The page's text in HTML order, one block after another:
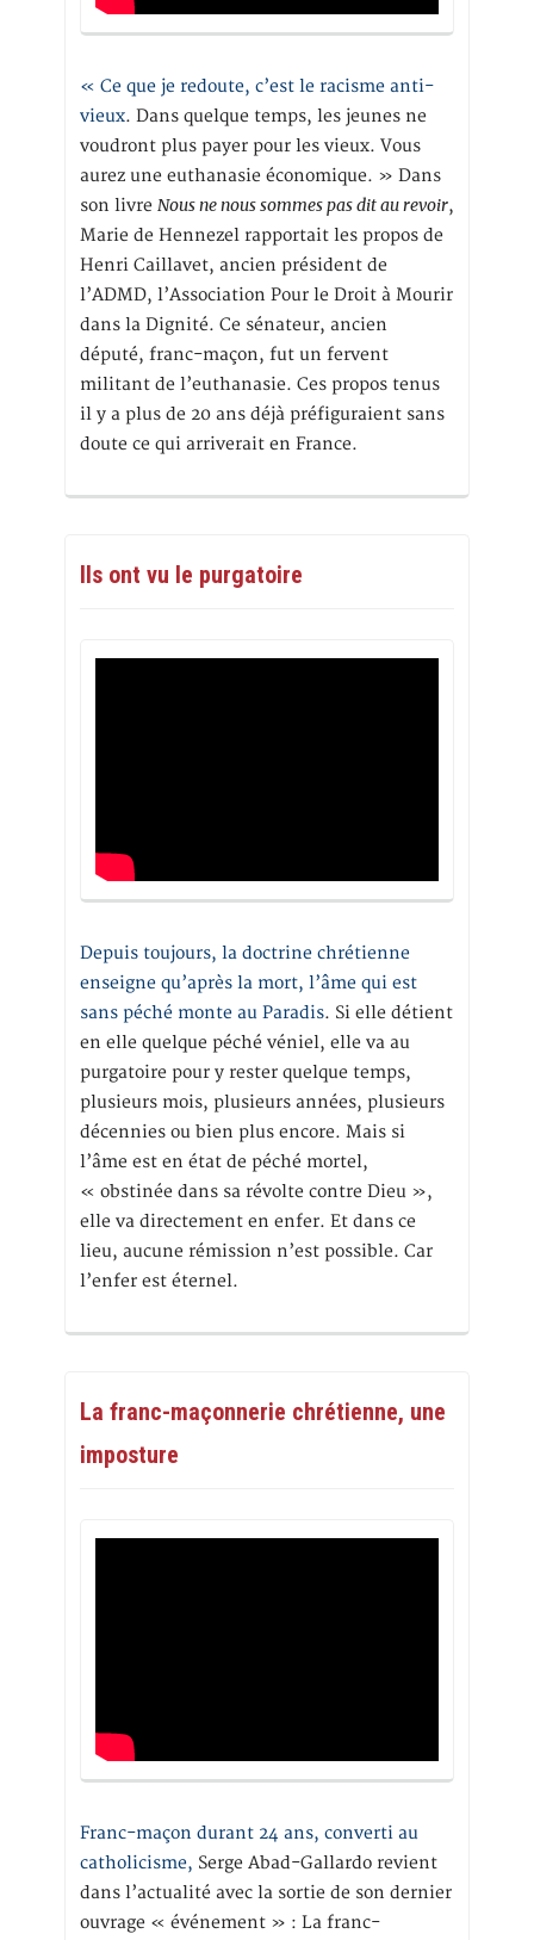
« Ce que je redoute, c’est le racisme anti-
vieux. Dans quelque temps, les jeunes ne
voudront plus payer pour les vieux. Vous
aurez une euthanasie économique. » Dans
son livre Nous ne nous sommes pas dit au revoir,
Marie de Hennezel rapportait les propos de
Henri Caillavet, ancien président de
l’ADMD, l’Association Pour le Droit à Mourir
dans la Dignité. Ce sénateur, ancien
député, franc-maçon, fut un fervent
militant de l’euthanasie. Ces propos tenus
il y a plus de 20 ans déjà préfiguraient sans
doute ce qui arriverait en France.
Ils ont vu le purgatoire
Depuis toujours, la doctrine chrétienne
enseigne qu’après la mort, l’âme qui est
sans péché monte au Paradis. Si elle détient
en elle quelque péché véniel, elle va au
purgatoire pour y rester quelque temps,
plusieurs mois, plusieurs années, plusieurs
décennies ou bien plus encore. Mais si
l’âme est en état de péché mortel,
« obstinée dans sa révolte contre Dieu »,
elle va directement en enfer. Et dans ce
lieu, aucune rémission n’est possible. Car
l’enfer est éternel.
La franc-maçonnerie chrétienne, une
imposture
Franc-maçon durant 24 ans, converti au
catholicisme, Serge Abad-Gallardo revient
dans l’actualité avec la sortie de son dernier
ouvrage « événement » : La franc-